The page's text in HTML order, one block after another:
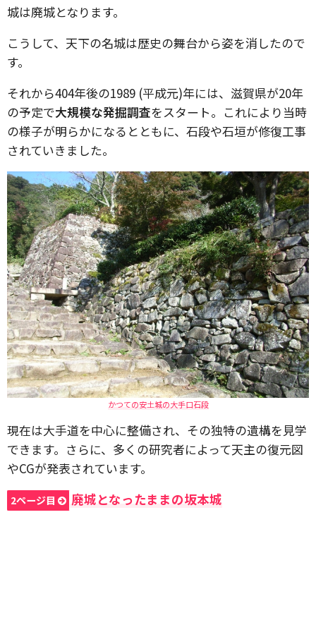
城は廃城となります。
こうして、天下の名城は歴史の舞台から姿を消したので
す。
それから404年後の1989 (平成元)年には、滋賀県が20年
の予定で大規模な発掘調査をスタート。これにより当時
の様子が明らかになるとともに、石段や石垣が修復工事
されていきました。
かつての安土城の大手口石段
現在は大手道を中心に整備され、その独特の遺構を見学
できます。さらに、多くの研究者によって天主の復元図
やCGが発表されています。
2ページ目 廃城となったままの坂本城